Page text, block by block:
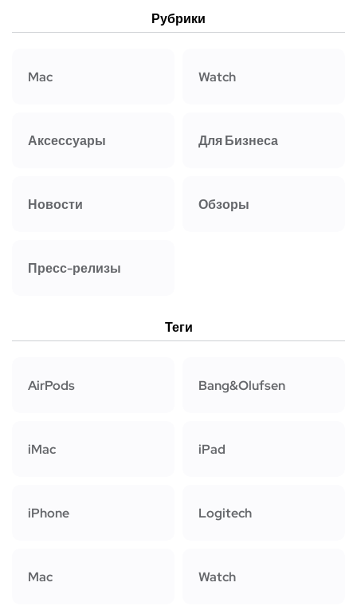
Рубрики
Mac Watch
Аксессуары Для Бизнеса
Новости Обзоры
Пресс-релизы
Теги
AirPods Bang&Olufsen
iMac iPad
iPhone Logitech
Mac Watch